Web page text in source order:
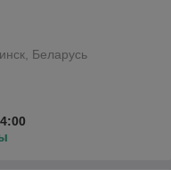
Беларусь